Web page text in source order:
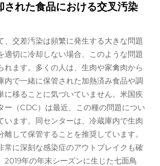
された食品における交叉汚染
、交差汚染は頻繁に発生する大きな問題
適切に冷却しない場合、このような問題
れます。多くの人は、生肉や家禽肉から
内で一緒に保管された加熱済み食品や調
に移ることに気づいていません。米国疾
ー（CDC）は最近、この種の問題につい
います。同センターは、冷蔵庫内で生肉
離して保管することを推奨しています。
常に深刻な感染症のアウトブレイクも確
2019年の年末シーズンに生じた七面鳥